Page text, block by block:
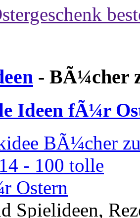
- BÃ¼cher
Ideen fÃ¼r
Spielideen,